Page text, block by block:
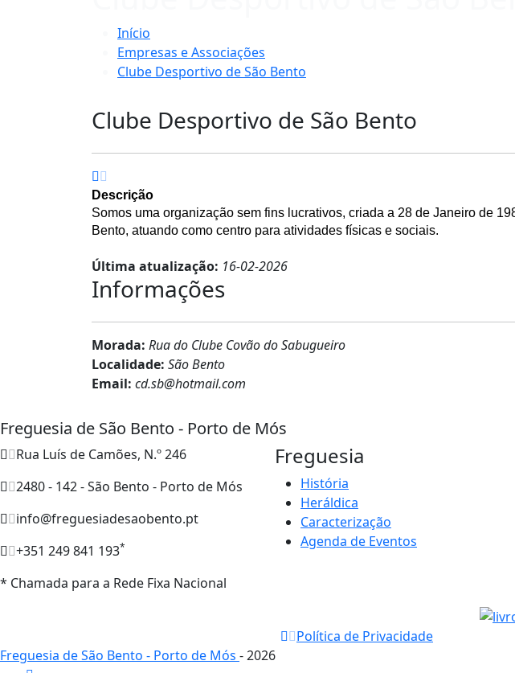
Início
Empresas e Associações
Clube Desportivo de São Bento
Clube Desportivo de São Bento
Descrição
Somos uma organização sem fins lucrativos, criada a 28 de Janeiro de
Bento, atuando como centro para atividades físicas e sociais.
Última atualização: 16-02-2026
Informações
Morada: Rua do Clube Covão do Sabugueiro
Localidade: São Bento
Email: cd.sb@hotmail.com
Freguesia de São Bento - Porto de Mós
Rua Luís de Camões, N.º 246
2480 - 142 - São Bento - Porto de Mós
info@freguesiadesaobento.pt
+351 249 841 193*
* Chamada para a Rede Fixa Nacional
Freguesia
História
Heráldica
Caracterização
Agenda de Eventos
Política de Privacidade
Freguesia de São Bento - Porto de Mós - 2026